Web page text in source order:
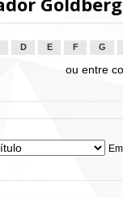
D E F G
ou entre